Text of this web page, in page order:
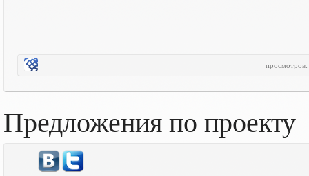
просмотров:
Предложения по проекту